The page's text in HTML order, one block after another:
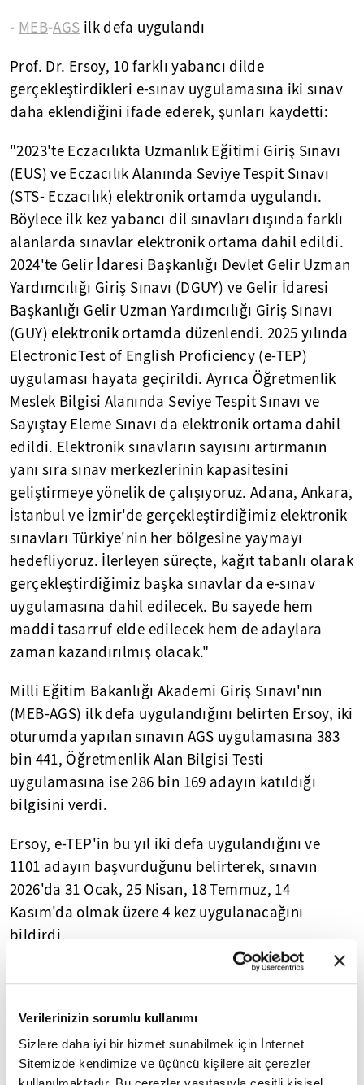
Verilerinizin sorumlu kullanımı
Sizlere daha iyi bir hizmet sunabilmek için İnternet
Sitemizde kendimize ve üçüncü kişilere ait çerezler
- MEB-AGS ilk defa uygulandı
Prof. Dr. Ersoy, 10 farklı yabancı dilde
gerçekleştirdikleri e-sınav uygulamasına iki sınav
daha eklendiğini ifade ederek, şunları kaydetti:
"2023'te Eczacılıkta Uzmanlık Eğitimi Giriş Sınavı
(EUS) ve Eczacılık Alanında Seviye Tespit Sınavı
(STS- Eczacılık) elektronik ortamda uygulandı.
Böylece ilk kez yabancı dil sınavları dışında farklı
alanlarda sınavlar elektronik ortama dahil edildi.
2024'te Gelir İdaresi Başkanlığı Devlet Gelir Uzman
Yardımcılığı Giriş Sınavı (DGUY) ve Gelir İdaresi
Başkanlığı Gelir Uzman Yardımcılığı Giriş Sınavı
(GUY) elektronik ortamda düzenlendi. 2025 yılında
ElectronicTest of English Proficiency (e-TEP)
uygulaması hayata geçirildi. Ayrıca Öğretmenlik
Meslek Bilgisi Alanında Seviye Tespit Sınavı ve
Sayıştay Eleme Sınavı da elektronik ortama dahil
edildi. Elektronik sınavların sayısını artırmanın
yanı sıra sınav merkezlerinin kapasitesini
geliştirmeye yönelik de çalışıyoruz. Adana, Ankara,
İstanbul ve İzmir'de gerçekleştirdiğimiz elektronik
sınavları Türkiye'nin her bölgesine yaymayı
hedefliyoruz. İlerleyen süreçte, kağıt tabanlı olarak
gerçekleştirdiğimiz başka sınavlar da e-sınav
uygulamasına dahil edilecek. Bu sayede hem
maddi tasarruf elde edilecek hem de adaylara
zaman kazandırılmış olacak."
Milli Eğitim Bakanlığı Akademi Giriş Sınavı'nın
(MEB-AGS) ilk defa uygulandığını belirten Ersoy, iki
oturumda yapılan sınavın AGS uygulamasına 383
bin 441, Öğretmenlik Alan Bilgisi Testi
uygulamasına ise 286 bin 169 adayın katıldığı
bilgisini verdi.
Ersoy, e-TEP'in bu yıl iki defa uygulandığını ve
1101 adayın başvurduğunu belirterek, sınavın
2026'da 31 Ocak, 25 Nisan, 18 Temmuz, 14
Kasım'da olmak üzere 4 kez uygulanacağını
bildirdi.
4 beceriyi ölçen İngilizce uygulamasının ardından
söyleyen ÖSYM Başkanı Ersoy, Arapça uygulaması
için de çalışmalara başlandığını ifade etti.